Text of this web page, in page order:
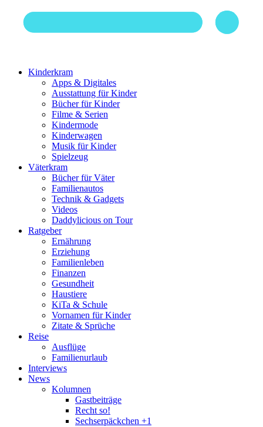
Kinderkram
Apps & Digitales
Ausstattung für Kinder
Bücher für Kinder
Filme & Serien
Kindermode
Kinderwagen
Musik für Kinder
Spielzeug
Väterkram
Bücher für Väter
Familienautos
Technik & Gadgets
Videos
Daddylicious on Tour
Ratgeber
Ernährung
Erziehung
Familienleben
Finanzen
Gesundheit
Haustiere
KiTa & Schule
Vornamen für Kinder
Zitate & Sprüche
Reise
Ausflüge
Familienurlaub
Interviews
News
Kolumnen
Gastbeiträge
Recht so!
Sechserpäckchen +1